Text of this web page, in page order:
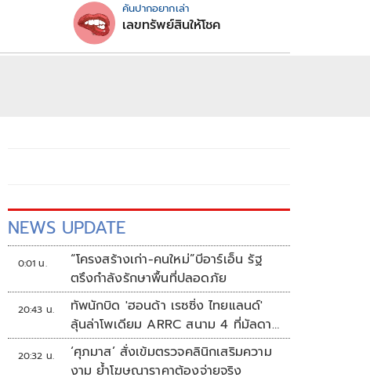
คันปากอยากเล่า
เลขทรัพย์สินให้โชค
NEWS UPDATE
0:01 น.
“โครงสร้างเก่า-คนใหม่”บีอาร์เอ็น รัฐ
ตรึงกำลังรักษาพื้นที่ปลอดภัย
20:43 น.
ทัพนักบิด 'ฮอนด้า เรซซิ่ง ไทยแลนด์'
ลุ้นล่าโพเดียม ARRC สนาม 4 ที่มัลดาลิ
กา
20:32 น.
‘ศุภมาส’ สั่งเข้มตรวจคลินิกเสริมความ
งาม ย้ำโฆษณาราคาต้องจ่ายจริง